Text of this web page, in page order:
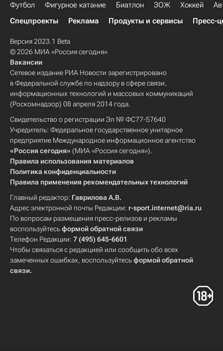
Футбол Фигурное катание Биатлон ЗОЖ Хоккей
Спецпроекты
Реклама Продукты и сервисы Пресс-
Версия 2023.1 Beta
© 2026 МИА «Россия сегодня»
Вакансии
Сетевое издание РИА Новости зарегистрировано
в Федеральной службе по надзору в сфере связи,
информационных технологий и массовых коммуникаций
(Роскомнадзор) 08 апреля 2014 года.
Свидетельство о регистрации Эл № ФС77-57640
Учредитель: Федеральное государственное унитарное
предприятие Международное информационное агентство
«Россия сегодня» (МИА «Россия сегодня»).
Правила использования материалов
Политика конфиденциальности
Правила применения рекомендательных технологий
Главный редактор: Гаврилова А.В.
Адрес электронной почты Редакции: r-sport.internet@ria.ru
По вопросам размещения пресс-релизов и рекламы
воспользуйтесьформой обратной связи
Телефон Редакции: 7 (495) 645-6601
Чтобы связаться с редакцией или сообщить обо всех
замеченных ошибках, воспользуйтесьформой обратной
связи.